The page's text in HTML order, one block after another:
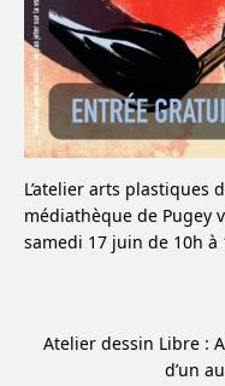
L’atelier arts plastiques
médiathèque de Pugey
samedi 17 juin de 10h à
Atelier dessin Libre :
d’un